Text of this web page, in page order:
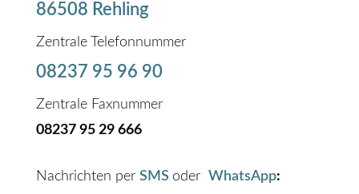
86508 Rehling
Zentrale Telefonnummer
08237 95 96 90
Zentrale Faxnummer
08237 95 29 666
Nachrichten per SMS oder WhatsApp: